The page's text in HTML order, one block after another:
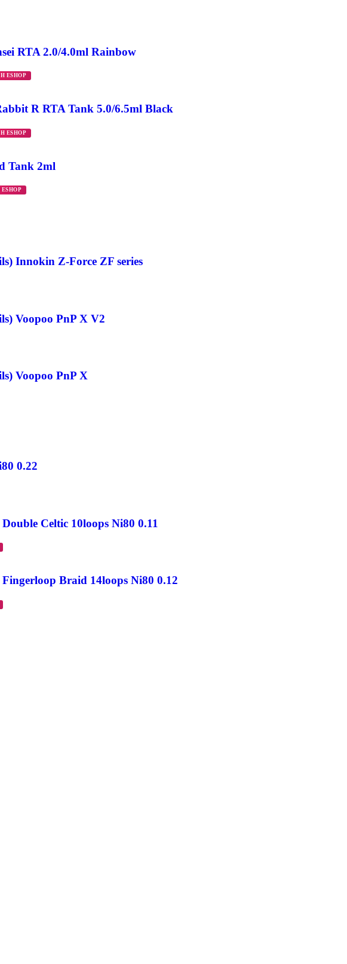
RTA 2.0/4.0ml Rainbow
ESHOP
R RTA Tank 5.0/6.5ml Black
ESHOP
Tank 2ml
Innokin Z-Force ZF series
Voopoo PnP X V2
Voopoo PnP X
0.22
Celtic 10loops Ni80 0.11
Braid 14loops Ni80 0.12